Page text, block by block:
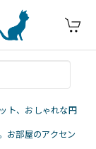
ト、おしゃれな円
お部屋のアクセン